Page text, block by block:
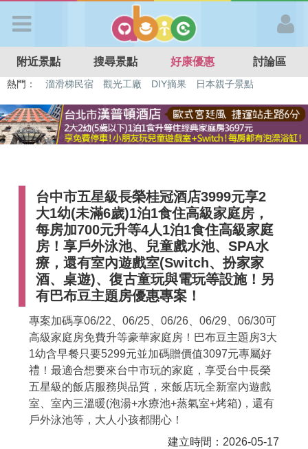
APP登入
首 頁
好康優惠
最新消息
最新留言
商家合作
推薦景點
討論區
附近景點 搜尋景點 好康優惠 討論區
熱門： 特色遊戲場 親子住房優惠 台北親子餐廳
溫泉泡湯SPA
台中市五星級長榮桂冠酒店3999元享2
大1幼(未滿6歲)1泊1食住高級家庭房，
每房加700元升等4人1泊1食住高級家庭
房！享戶外泳池、兒童戲水池、SPA水
療，還有室內遊戲室(Switch、扮家家
酒、桌遊)、復古童玩與電玩等設施！另
有巴布豆主題房優惠專案！
專案加碼享06/22、06/25、06/26、06/29、06/30可
高級家庭房免費升等豪華家庭房！巴布豆主題房3大
1幼含早餐只要5299元並加碼贈價值3097元專屬好
禮！最適合想要來台中市玩的家庭，享受台中長榮
五星級的飯店服務與品質，來飯店玩全新室內遊戲
室、室內三溫暖(泡湯+水療池+蒸氣室+烤箱)，還有
戶外泳池等，大人小孩都開心！
建立時間：2026-05-17